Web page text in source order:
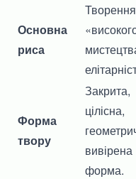
Основна
риса
Творення
Форма
твору
Закрита,
цілісна,
вивірена
форма.